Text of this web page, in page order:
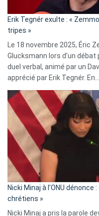
Erik Tegnér exulte : «
tripes »
Le 18 novembre 2025, Éric
Glucksmann lors d’un
duel verbal, animé par un
apprécié par Erik Tegnér. En…
Nicki Minaj à l’ONU
chrétiens »
Nicki Minaj a pris la parole